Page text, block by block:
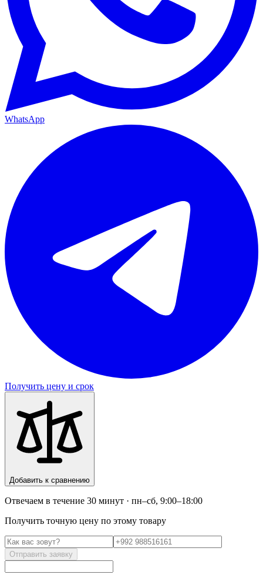
WhatsApp
Получить цену и срок
Добавить к сравнению
Отвечаем в течение 30 минут · пн–сб, 9:00–18:00
Получить точную цену по этому товару
Отправить заявку